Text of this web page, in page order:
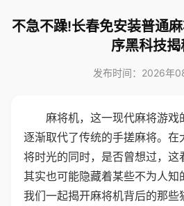
不急不躁!长春免安装普通
序黑科技揭
发布时间：2026年
麻将机，这一现代麻将游戏
逐渐取代了传统的手搓麻将。在
将时光的同时，是否曾想过，这
其实也可能隐藏着某些不为人知
我们一起揭开麻将机背后的那些